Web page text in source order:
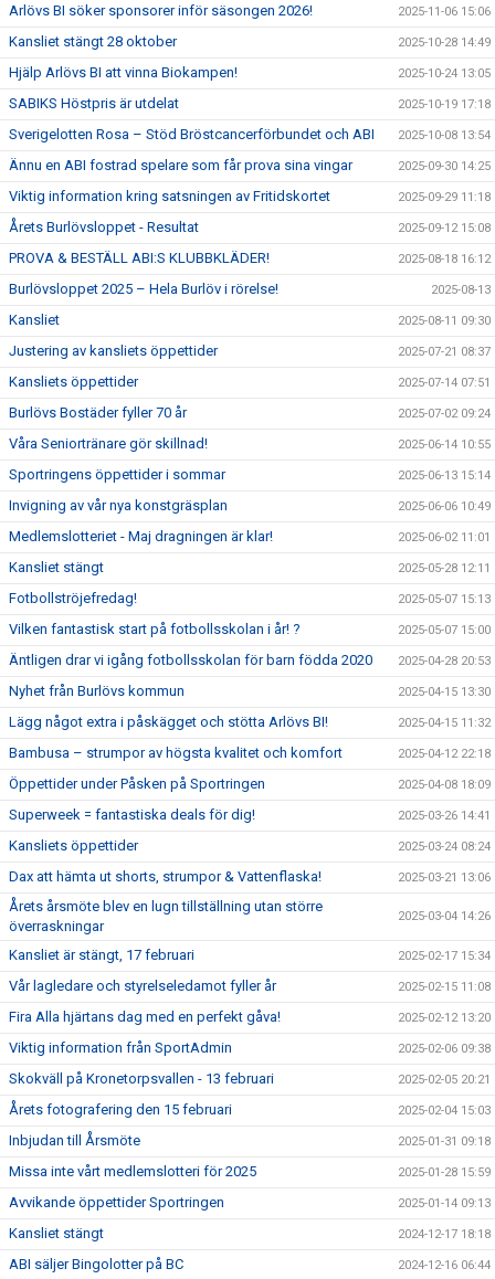
Arlövs BI söker sponsorer inför säsongen 2026! 2025-11-06 15:06
Kansliet stängt 28 oktober 2025-10-28 14:49
Hjälp Arlövs BI att vinna Biokampen! 2025-10-24 13:05
SABIKS Höstpris är utdelat 2025-10-19 17:18
Sverigelotten Rosa – Stöd Bröstcancerförbundet och ABI 2025-10-08 13:54
Ännu en ABI fostrad spelare som får prova sina vingar 2025-09-30 14:25
Viktig information kring satsningen av Fritidskortet 2025-09-29 11:18
Årets Burlövsloppet - Resultat 2025-09-12 15:08
PROVA & BESTÄLL ABI:S KLUBBKLÄDER! 2025-08-18 16:12
Burlövsloppet 2025 – Hela Burlöv i rörelse! 2025-08-13
Kansliet 2025-08-11 09:30
Justering av kansliets öppettider 2025-07-21 08:37
Kansliets öppettider 2025-07-14 07:51
Burlövs Bostäder fyller 70 år 2025-07-02 09:24
Våra Seniortränare gör skillnad! 2025-06-14 10:55
Sportringens öppettider i sommar 2025-06-13 15:14
Invigning av vår nya konstgräsplan 2025-06-06 10:49
Medlemslotteriet - Maj dragningen är klar! 2025-06-02 11:01
Kansliet stängt 2025-05-28 12:11
Fotbollströjefredag! 2025-05-07 15:13
Vilken fantastisk start på fotbollsskolan i år! ? 2025-05-07 15:00
Äntligen drar vi igång fotbollsskolan för barn födda 2020 2025-04-28 20:53
Nyhet från Burlövs kommun 2025-04-15 13:30
Lägg något extra i påskägget och stötta Arlövs BI! 2025-04-15 11:32
Bambusa – strumpor av högsta kvalitet och komfort 2025-04-12 22:18
Öppettider under Påsken på Sportringen 2025-04-08 18:09
Superweek = fantastiska deals för dig! 2025-03-26 14:41
Kansliets öppettider 2025-03-24 08:24
Dax att hämta ut shorts, strumpor & Vattenflaska! 2025-03-21 13:06
Årets årsmöte blev en lugn tillställning utan större
överraskningar
2025-03-04 14:26
Kansliet är stängt, 17 februari 2025-02-17 15:34
Vår lagledare och styrelseledamot fyller år 2025-02-15 11:08
Fira Alla hjärtans dag med en perfekt gåva! 2025-02-12 13:20
Viktig information från SportAdmin 2025-02-06 09:38
Skokväll på Kronetorpsvallen - 13 februari 2025-02-05 20:21
Årets fotografering den 15 februari 2025-02-04 15:03
Inbjudan till Årsmöte 2025-01-31 09:18
Missa inte vårt medlemslotteri för 2025 2025-01-28 15:59
Avvikande öppettider Sportringen 2025-01-14 09:13
Kansliet stängt 2024-12-17 18:18
ABI säljer Bingolotter på BC 2024-12-16 06:44